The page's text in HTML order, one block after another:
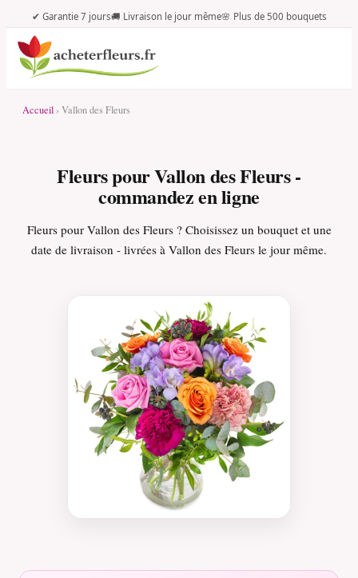
✔ Garantie 7 jours🚚 Livraison le jour même🌸 Plus de 500 bouquets
Accueil › Vallon des Fleurs
Fleurs pour Vallon des Fleurs -
commandez en ligne
Fleurs pour Vallon des Fleurs ? Choisissez un bouquet et une
date de livraison - livrées à Vallon des Fleurs le jour même.